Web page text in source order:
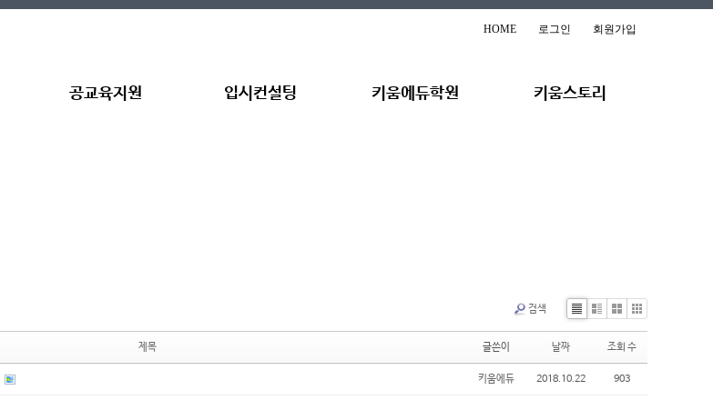
HOME 로그인 회원가입
공교육지원 입시컨설팅 키움에듀학원 키움스토리
검색
Li
Zi
G
Cl
u
제목 글쓴이 날짜 조회 수
키움에듀 2018.10.22 903